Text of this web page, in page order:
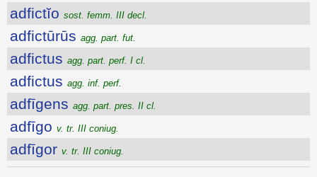
adfictĭo sost. femm. III decl.
adfictūrūs agg. part. fut.
adfictus agg. part. perf. I cl.
adfictus agg. inf. perf.
adfīgens agg. part. pres. II cl.
adfīgo v. tr. III coniug.
adfīgor v. tr. III coniug.